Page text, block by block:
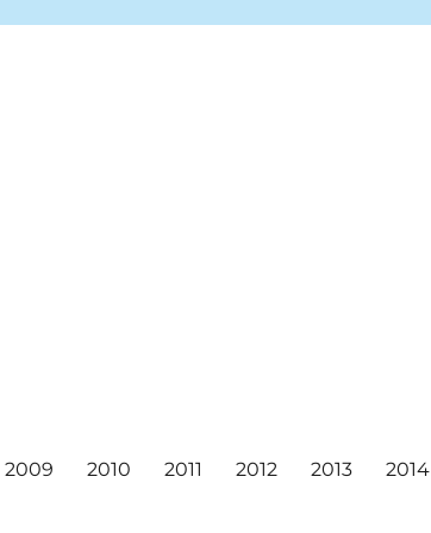
2009 2010 2011 2012 2013 2014